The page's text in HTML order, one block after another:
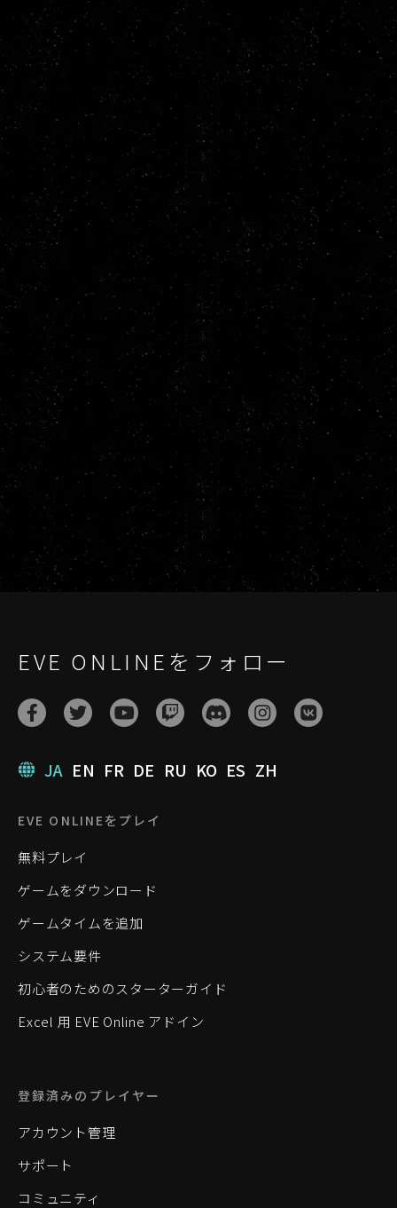
EVE ONLINEをフォロー
JA EN FR DE RU KO ES ZH
EVE ONLINEをプレイ
無料プレイ
ゲームをダウンロード
ゲームタイムを追加
システム要件
初心者のためのスターターガイド
Excel 用 EVE Online アドイン
登録済みのプレイヤー
アカウント管理
サポート
コミュニティ